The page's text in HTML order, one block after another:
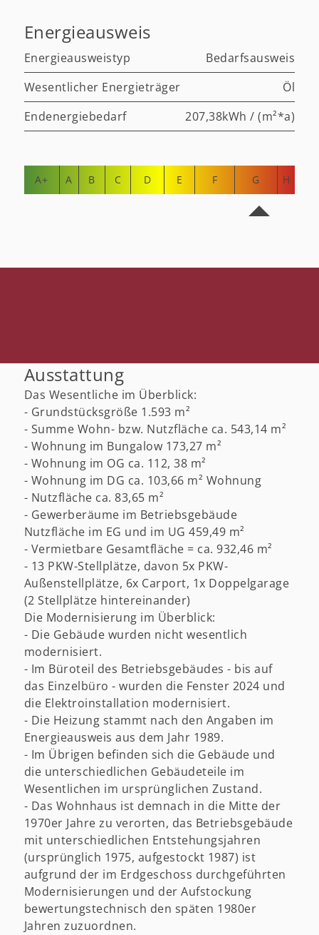
Energieausweis
Energieausweistyp
Bedarfsausweis
Wesentlicher Energieträger
Öl
Endenergiebedarf
207,38kWh / (m²*a)
A+ A B C D E F G H
Ausstattung
Das Wesentliche im Überblick:
- Grundstücksgröße 1.593 m²
- Summe Wohn- bzw. Nutzfläche ca. 543,14 m²
- Wohnung im Bungalow 173,27 m²
- Wohnung im OG ca. 112, 38 m²
- Wohnung im DG ca. 103,66 m² Wohnung
- Nutzfläche ca. 83,65 m²
- Gewerberäume im Betriebsgebäude
Nutzfläche im EG und im UG 459,49 m²
- Vermietbare Gesamtfläche = ca. 932,46 m²
- 13 PKW-Stellplätze, davon 5x PKW-
Außenstellplätze, 6x Carport, 1x Doppelgarage
(2 Stellplätze hintereinander)
Die Modernisierung im Überblick:
- Die Gebäude wurden nicht wesentlich
modernisiert.
- Im Büroteil des Betriebsgebäudes - bis auf
das Einzelbüro - wurden die Fenster 2024 und
die Elektroinstallation modernisiert.
- Die Heizung stammt nach den Angaben im
Energieausweis aus dem Jahr 1989.
- Im Übrigen befinden sich die Gebäude und
die unterschiedlichen Gebäudeteile im
Wesentlichen im ursprünglichen Zustand.
- Das Wohnhaus ist demnach in die Mitte der
1970er Jahre zu verorten, das Betriebsgebäude
mit unterschiedlichen Entstehungsjahren
(ursprünglich 1975, aufgestockt 1987) ist
aufgrund der im Erdgeschoss durchgeführten
Modernisierungen und der Aufstockung
bewertungstechnisch den späten 1980er
Jahren zuzuordnen.